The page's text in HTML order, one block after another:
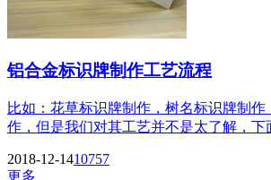
铝合金标识牌制作工艺流程
比如：花草标识牌制作，树名标识牌制作
作，但是我们对其工艺并不是太了解，下
2018-12-1410757
更多